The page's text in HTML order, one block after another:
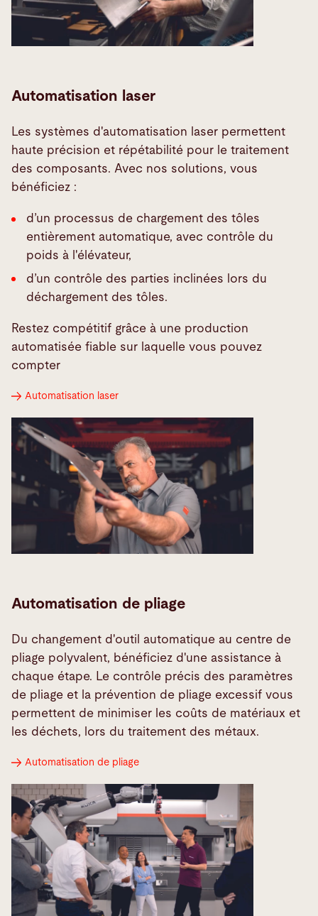
Automatisation laser
Les systèmes d'automatisation laser permettent
haute précision et répétabilité pour le traitement
des composants. Avec nos solutions, vous
bénéficiez :
d’un processus de chargement des tôles
entièrement automatique, avec contrôle du
poids à l'élévateur,
d’un contrôle des parties inclinées lors du
déchargement des tôles.
Restez compétitif grâce à une production
automatisée fiable sur laquelle vous pouvez
compter
Automatisation laser
Automatisation de pliage
Du changement d'outil automatique au centre de
pliage polyvalent, bénéficiez d'une assistance à
chaque étape. Le contrôle précis des paramètres
de pliage et la prévention de pliage excessif vous
permettent de minimiser les coûts de matériaux et
les déchets, lors du traitement des métaux.
Automatisation de pliage